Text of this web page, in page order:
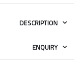
DESCRIPTION
ENQUIRY